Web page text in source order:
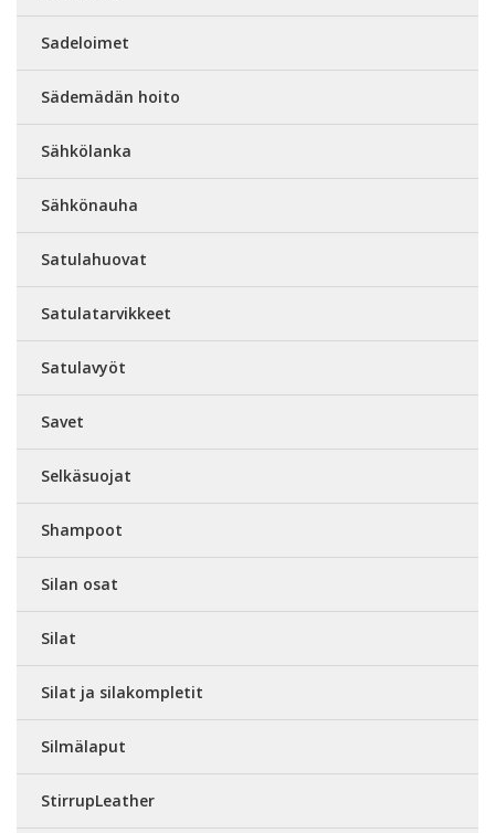
Sadeloimet
Sädemädän hoito
Sähkölanka
Sähkönauha
Satulahuovat
Satulatarvikkeet
Satulavyöt
Savet
Selkäsuojat
Shampoot
Silan osat
Silat
Silat ja silakompletit
Silmälaput
StirrupLeather